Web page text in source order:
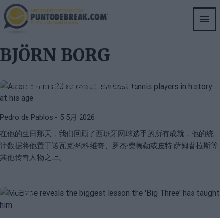
Skip
to
main
BJÖRN BORG
ATP CARLOS ALCARAZ
年龄最小的顶级网球选手之一
Pedro de Pablos - 5 5月 2026
在他的生日那天，我们回顾了西班牙网球选手的所有成就，他的统
计数据将他置于诺瓦克·约科维奇、罗杰·费德勒或皮特·萨姆普拉斯等
其他传奇人物之上。
ATP JOHN MCENROE
一课